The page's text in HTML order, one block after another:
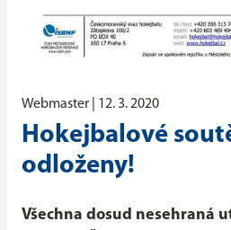
Webmaster | 12. 3. 2020
Hokejbalové
odloženy!
Všechna dosud nesehraná